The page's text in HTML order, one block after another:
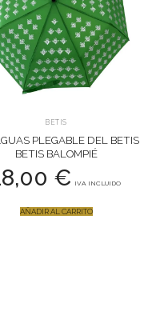
BETIS
PLEGABLE DEL BETIS
BETIS BALOMPIÉ
€ IVA INCLUIDO
AÑADIR AL CARRITO